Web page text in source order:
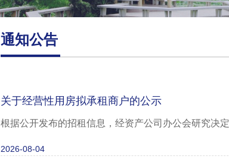
通知公告
关于经营性用房拟承租商户的公示
根据公开发布的招租信息，经资产公司办公会研究决
2026-08-04